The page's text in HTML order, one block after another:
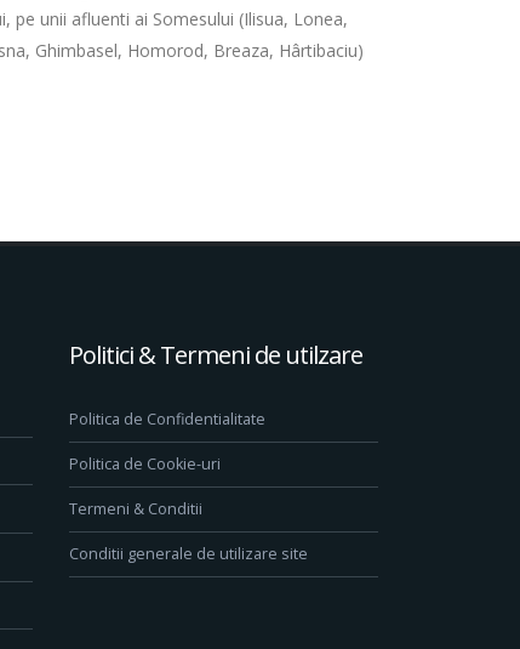
pe unii afluenti ai Somesului (Ilisua, Lonea,
Ghimbasel, Homorod, Breaza, Hârtibaciu)
Politici & Termeni de utilzare
Politica de Confidentialitate
Politica de Cookie-uri
Termeni & Conditii
Conditii generale de utilizare site